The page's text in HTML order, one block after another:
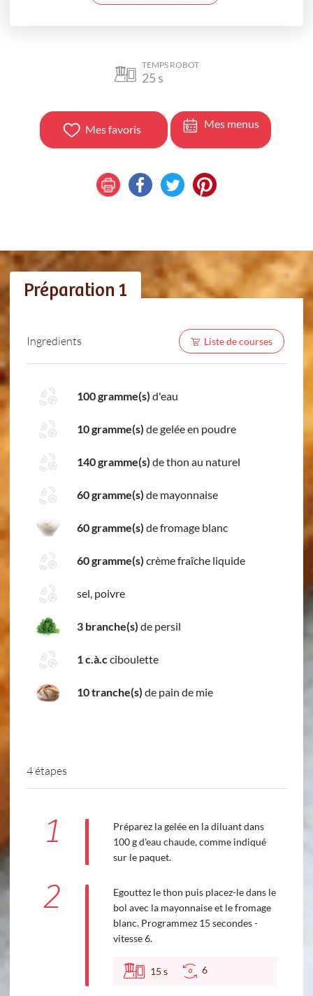
TEMPS ROBOT
25 s
Mes favoris Mes menus
Préparation 1
Ingredients Liste de courses
100 gramme(s) d'eau
10 gramme(s) de gelée en poudre
140 gramme(s) de thon au naturel
60 gramme(s) de mayonnaise
60 gramme(s) de fromage blanc
60 gramme(s) crème fraîche liquide
sel, poivre
3 branche(s) de persil
1 c.à.cciboulette
10 tranche(s) de pain de mie
4 étapes
1
Préparez la gelée en la diluant dans
100 g d'eau chaude, comme indiqué
sur le paquet.
2
Egouttez le thon puis placez-le dans le
bol avec la mayonnaise et le fromage
blanc. Programmez 15 secondes -
vitesse 6.
15 s 6